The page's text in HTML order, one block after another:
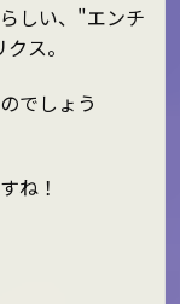
しい、"エンチ
ス。
でしょう
ね！